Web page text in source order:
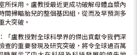
所採用。盧教授最近更成功破解母體血漿內
間掃瞄胎兒的整個基因組，從而及早預測多
大突破。
「盧教授對全球科學界的傑出貢獻令我們深
查的重要發現及研究突破，將令全球過百萬